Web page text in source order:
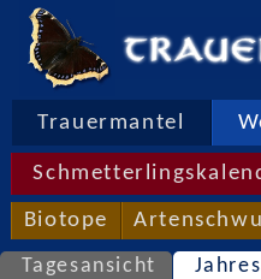
Trauermantel
Biotope
Tagesansicht